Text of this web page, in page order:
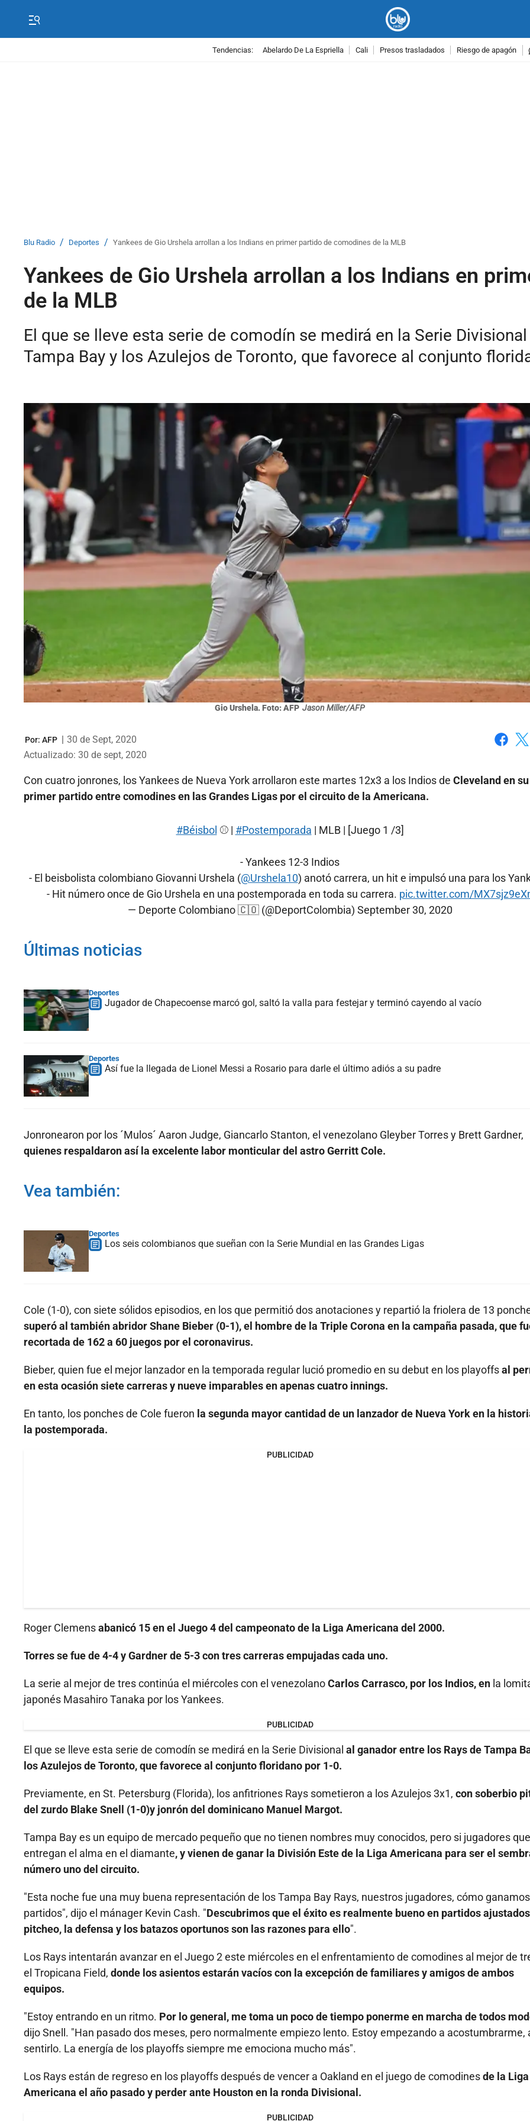
Tendencias: Abelardo De La Espriella Cali Presos trasladados Riesgo de apagón
Blu Radio / Deportes / Yankees de Gio Urshela arrollan a los Indians en primer partido de comodines de la MLB
Yankees de Gio Urshela arrollan a los Indians en
de la MLB
El que se lleve esta serie de comodín se medirá en la Serie
Tampa Bay y los Azulejos de Toronto, que favorece al conjunto
Gio Urshela. Foto: AFP Jason Miller/AFP
Por: AFP | 30 de Sept, 2020
Actualizado: 30 de sept, 2020
Con cuatro jonrones, los Yankees de Nueva York arrollaron este martes 12x3 a los Indios de Cleveland en su
primer partido entre comodines en las Grandes Ligas por el circuito de la Americana.
#Béisbol ⚾️ | #Postemporada | MLB | [Juego 1 /3]
- Yankees 12-3 Indios
- El beisbolista colombiano Giovanni Urshela (@Urshela10) anotó carrera, un hit e impulsó una para los
- Hit número once de Gio Urshela en una postemporada en toda su carrera. pic.twitter.com/
— Deporte Colombiano 🇨🇴 (@DeportColombia) September 30, 2020
Últimas noticias
Deportes
Jugador de Chapecoense marcó gol, saltó la valla para festejar y terminó cayendo al vacío
Deportes
Así fue la llegada de Lionel Messi a Rosario para darle el último adiós a su padre
Jonronearon por los ´Mulos´ Aaron Judge, Giancarlo Stanton, el venezolano Gleyber Torres y Brett Gardner,
quienes respaldaron así la excelente labor monticular del astro Gerritt Cole.
Vea también:
Deportes
Los seis colombianos que sueñan con la Serie Mundial en las Grandes Ligas
Cole (1-0), con siete sólidos episodios, en los que permitió dos anotaciones y repartió la friolera de 13
superó al también abridor Shane Bieber (0-1), el hombre de la Triple Corona en la campaña pasada, que
recortada de 162 a 60 juegos por el coronavirus.
Bieber, quien fue el mejor lanzador en la temporada regular lució promedio en su debut en los playoffsal
en esta ocasión siete carreras y nueve imparables en apenas cuatro innings.
En tanto, los ponches de Cole fueron la segunda mayor cantidad de un lanzador de Nueva York en la
la postemporada.
PUBLICIDAD
Roger Clemensabanicó 15 en el Juego 4 del campeonato de la Liga Americana del 2000.
Torres se fue de 4-4 y Gardner de 5-3 con tres carreras empujadas cada uno.
La serie al mejor de tres continúa el miércoles con el venezolanoCarlos Carrasco, por los Indios, en la
japonés Masahiro Tanaka por los Yankees.
PUBLICIDAD
El que se lleve esta serie de comodín se medirá en la Serie Divisional al ganador entre los Rays de Tampa
los Azulejos de Toronto, que favorece al conjunto floridano por 1-0.
Previamente, en St. Petersburg (Florida), los anfitriones Rays sometieron a los Azulejos 3x1, con soberbio
del zurdo Blake Snell (1-0)y jonrón del dominicano Manuel Margot.
Tampa Bay es un equipo de mercado pequeño que no tienen nombres muy conocidos, pero si jugadores que
entregan el alma en el diamante, y vienen de ganar la División Este de la Liga Americana para ser el
número uno del circuito.
"Esta noche fue una muy buena representación de los Tampa Bay Rays, nuestros jugadores, cómo ganamos
partidos", dijo el mánager Kevin Cash. "Descubrimos que el éxito es realmente bueno en partidos
pitcheo, la defensa y los batazos oportunos son las razones para ello".
Los Rays intentarán avanzar en el Juego 2 este miércoles en el enfrentamiento de comodines al mejor de
el Tropicana Field, donde los asientos estarán vacíos con la excepción de familiares y amigos de ambos
equipos.
"Estoy entrando en un ritmo. Por lo general, me toma un poco de tiempo ponerme en marcha de todos
dijo Snell. "Han pasado dos meses, pero normalmente empiezo lento. Estoy empezando a acostumbrarme,
sentirlo. La energía de los playoffs siempre me emociona mucho más".
Los Rays están de regreso en los playoffs después de vencer a Oakland en el juego de comodinesde la Liga
Americana el año pasado y perder ante Houston en la ronda Divisional.
PUBLICIDAD